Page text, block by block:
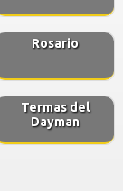
Rosario
Termas del
Dayman